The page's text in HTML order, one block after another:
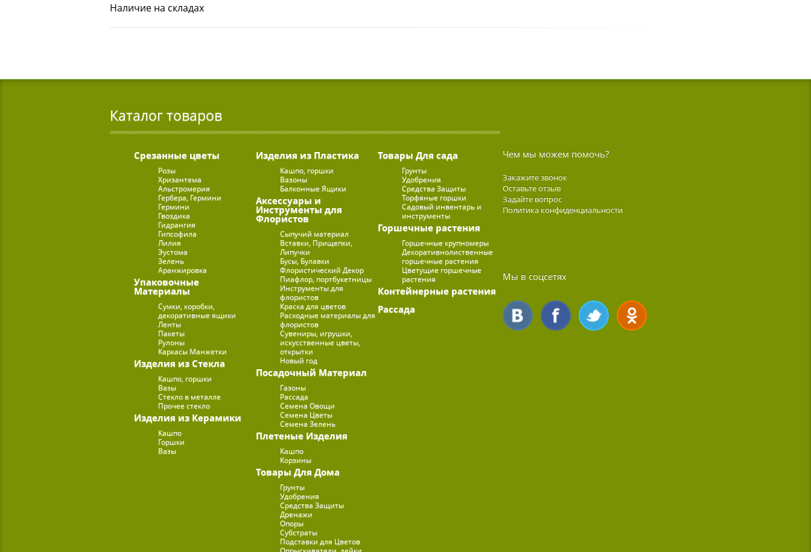
Наличие на складах
Каталог товаров
Срезанные цветы
Розы
Хризантема
Альстромерия
Гербера, Гермини
Гермини
Гвоздика
Гидрангия
Гипсофила
Лилия
Эустома
Зелень
Аранжировка
Упаковочные
Материалы
Сумки, коробки,
декоративные ящики
Ленты
Пакеты
Рулоны
Каркасы Манжетки
Изделия из Стекла
Кашпо, горшки
Вазы
Стекло в металле
Прочее стекло
Изделия из Керамики
Кашпо
Горшки
Вазы
Изделия из Пластика
Кашпо, горшки
Вазоны
Балконные Ящики
Аксессуары и
Инструменты для
Флористов
Сыпучий материал
Вставки, Прищепки,
Липучки
Бусы, Булавки
Флористический Декор
Пиафлор, портбукетницы
Инструменты для
флористов
Краска для цветов
Расходные материалы для
флористов
Сувениры, игрушки,
искусственные цветы,
открытки
Новый год
Посадочный Материал
Газоны
Рассада
Семена Овощи
Семена Цветы
Семена Зелень
Плетеные Изделия
Кашпо
Корзины
Товары Для Дома
Грунты
Удобрения
Средства Защиты
Дренажи
Опоры
Субстраты
Подставки для Цветов
Товары Для сада
Грунты
Удобрения
Средства Защиты
Торфяные горшки
Садовый инвентарь и
инструменты
Горшечные растения
Горшечные крупномеры
Декоративнолиственные
горшечные растения
Цветущие горшечные
растения
Контейнерные растения
Рассада
Чем мы можем помочь?
Закажите звонок
Оставьте отзыв
Задайте вопрос
Политика конфиденциальности
Мы в соцсетях